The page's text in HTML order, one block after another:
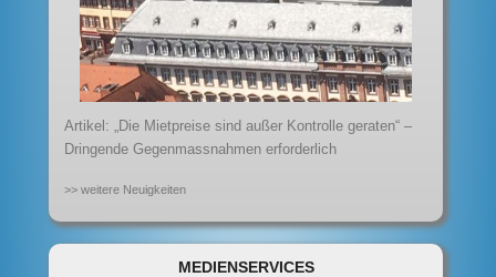
Artikel: „Die Mietpreise sind außer Kontrolle geraten“ –
Dringende Gegenmassnahmen erforderlich
>> weitere Neuigkeiten
MEDIENSERVICES